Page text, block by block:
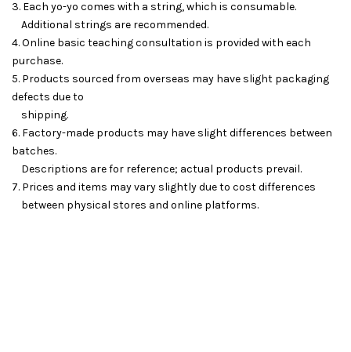
3. Each yo-yo comes with a string, which is consumable.
Additional strings are recommended.
4. Online basic teaching consultation is provided with each
purchase.
5. Products sourced from overseas may have slight packaging
defects due to
shipping.
6. Factory-made products may have slight differences between
batches.
Descriptions are for reference; actual products prevail.
7. Prices and items may vary slightly due to cost differences
between physical stores and online platforms.